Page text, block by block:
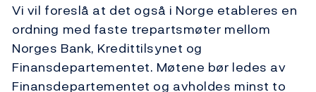
Vi vil foreslå at det også i Norge etableres en
ordning med faste trepartsmøter mellom
Norges Bank, Kredittilsynet og
Finansdepartementet. Møtene bør ledes av
Finansdepartementet og avholdes minst to